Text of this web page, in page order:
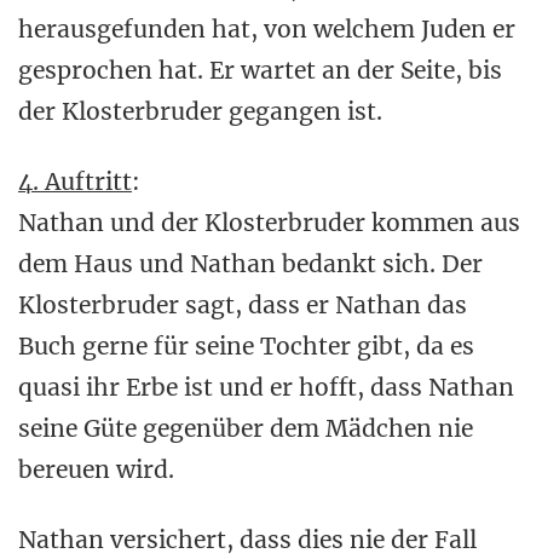
herausgefunden hat, von welchem Juden er
gesprochen hat. Er wartet an der Seite, bis
der Klosterbruder gegangen ist.
4. Auftritt:
Nathan und der Klosterbruder kommen aus
dem Haus und Nathan bedankt sich. Der
Klosterbruder sagt, dass er Nathan das
Buch gerne für seine Tochter gibt, da es
quasi ihr Erbe ist und er hofft, dass Nathan
seine Güte gegenüber dem Mädchen nie
bereuen wird.
Nathan versichert, dass dies nie der Fall